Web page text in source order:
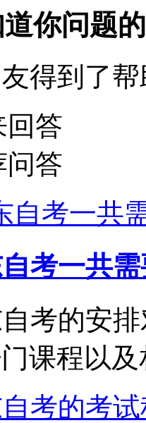
你问题
得到了帮
回答
问答
考一共
考的安
课程以及
考的考